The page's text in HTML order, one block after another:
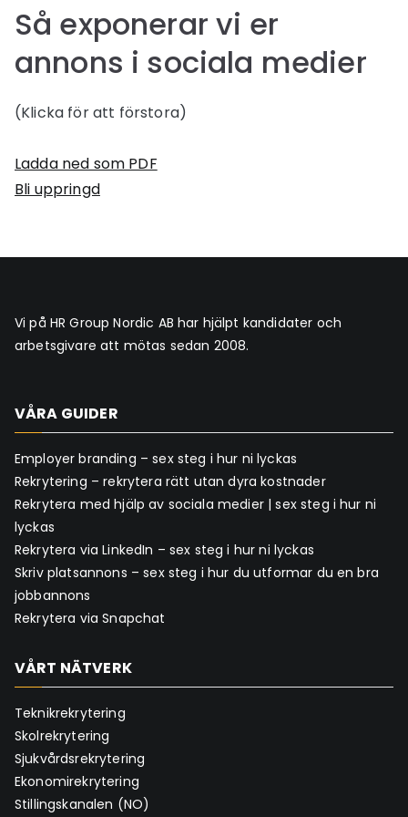
Så exponerar vi er
annons i sociala medier
(Klicka för att förstora)
Ladda ned som PDF
Bli uppringd
Vi på HR Group Nordic AB har hjälpt kandidater och
arbetsgivare att mötas sedan 2008.
VÅRA GUIDER
Employer branding – sex steg i hur ni lyckas
Rekrytering – rekrytera rätt utan dyra kostnader
Rekrytera med hjälp av sociala medier | sex steg i hur ni
lyckas
Rekrytera via LinkedIn – sex steg i hur ni lyckas
Skriv platsannons – sex steg i hur du utformar du en bra
jobbannons
Rekrytera via Snapchat
VÅRT NÄTVERK
Teknikrekrytering
Skolrekrytering
Sjukvårdsrekrytering
Ekonomirekrytering
Stillingskanalen (NO)